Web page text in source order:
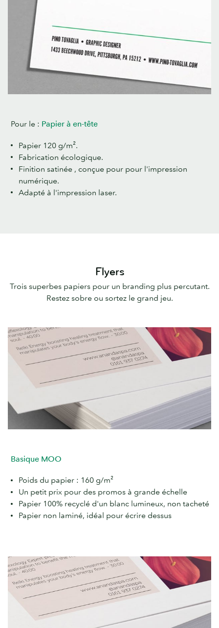
Pour le : Papier à en-tête
Papier 120 g/m².
Fabrication écologique.
Finition satinée , conçue pour pour l'impression
numérique.
Adapté à l'impression laser.
Flyers
Trois superbes papiers pour un branding plus percutant.
Restez sobre ou sortez le grand jeu.
Basique MOO
Poids du papier : 160 g/m²
Un petit prix pour des promos à grande échelle
Papier 100% recyclé d'un blanc lumineux, non tacheté
Papier non laminé, idéal pour écrire dessus